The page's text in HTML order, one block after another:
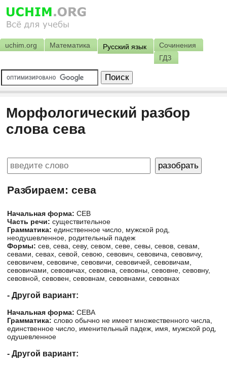
uchim.org Математика Русский язык
Сочинения
ГДЗ
Морфологический разбор
слова сева
Разбираем: сева
Начальная форма: СЕВ
Часть речи: существительное
Грамматика: единственное число, мужской род,
неодушевленное, родительный падеж
Формы: сев, сева, севу, севом, севе, севы, севов, севам,
севами, севах, севой, севою, севович, севовича, севовичу,
севовичем, севовиче, севовичи, севовичей, севовичам,
севовичами, севовичах, севовна, севовны, севовне, севовну,
севовной, севовен, севовнам, севовнами, севовнах
- Другой вариант:
Начальная форма: СЕВА
Грамматика: слово обычно не имеет множественного числа,
единственное число, именительный падеж, имя, мужской род,
одушевленное
- Другой вариант: